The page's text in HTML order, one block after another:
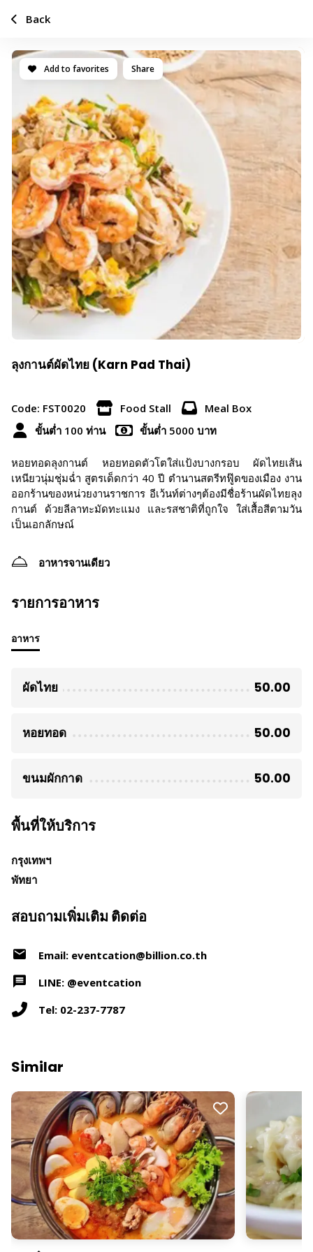
Add to favorites Share
ลุงกานต์ผัดไทย (Karn Pad Thai)
Code: FST0020 Food Stall
Meal Box
ขั้นต่ำ 100 ท่าน
ขั้นต่ำ 5000 บาท
หอยทอดลุงกานต์ หอยทอดตัวโตใส่แป้งบางกรอบ ผัดไทยเส้น
เหนียวนุ่มชุ่มฉ่ำ สูตรเด็ดกว่า 40 ปี ตำนานสตรีทฟู๊ดของเมือง งาน
ออกร้านของหน่วยงานราชการ อีเว้นท์ต่างๆต้องมีชื่อร้านผัดไทยลุง
กานต์ ด้วยลีลาทะมัดทะแมง และรสชาติที่ถูกใจ ใส่เสื้อสีตามวัน
เป็นเอกลักษณ์
อาหารจานเดียว
รายการอาหาร
อาหาร
ผัดไทย 50.00
หอยทอด 50.00
ขนมผักกาด 50.00
พื้นที่ให้บริการ
กรุงเทพฯ
พัทยา
สอบถามเพิ่มเติม ติดต่อ
Email: eventcation@billion.co.th
LINE: @eventcation
Tel: 02-237-7787
Back
Similar